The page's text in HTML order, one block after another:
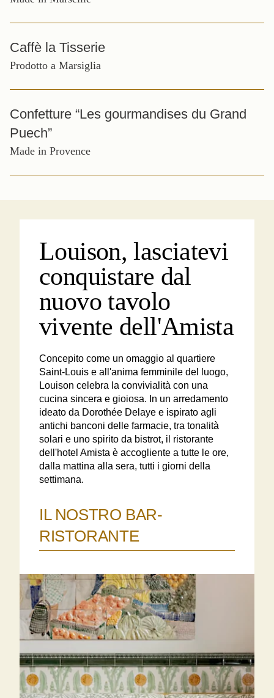
Caffè la Tisserie
Prodotto a Marsiglia
Confetture “Les gourmandises du Grand
Puech”
Made in Provence
Louison, lasciatevi
conquistare dal
nuovo tavolo
vivente dell'Amista
Concepito come un omaggio al quartiere
Saint-Louis e all'anima femminile del luogo,
Louison celebra la convivialità con una
cucina sincera e gioiosa. In un arredamento
ideato da Dorothée Delaye e ispirato agli
antichi banconi delle farmacie, tra tonalità
solari e uno spirito da bistrot, il ristorante
dell'hotel Amista è accogliente a tutte le ore,
dalla mattina alla sera, tutti i giorni della
settimana.
IL NOSTRO BAR-
RISTORANTE